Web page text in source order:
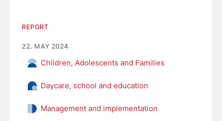
REPORT
22. MAY 2024
Children, Adolescents and Families
Daycare, school and education
Management and implementation